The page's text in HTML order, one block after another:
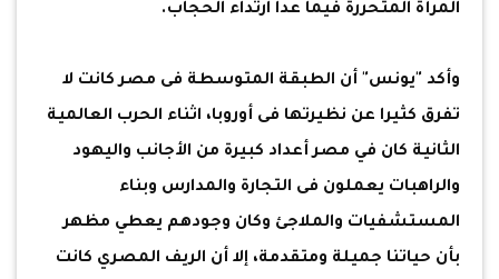
المرأة المتحررة فيما عدا ارتداء الحجاب.
وأكد "يونس" أن الطبقة المتوسطة فى مصر كانت لا
تفرق كثيرا عن نظيرتها فى أوروبا، اثناء الحرب العالمية
الثانية كان في مصر أعداد كبيرة من الأجانب واليهود
والراهبات يعملون فى التجارة والمدارس وبناء
المستشفيات والملاجئ وكان وجودهم يعطي مظهر
بأن حياتنا جميلة ومتقدمة، إلا أن الريف المصري كانت